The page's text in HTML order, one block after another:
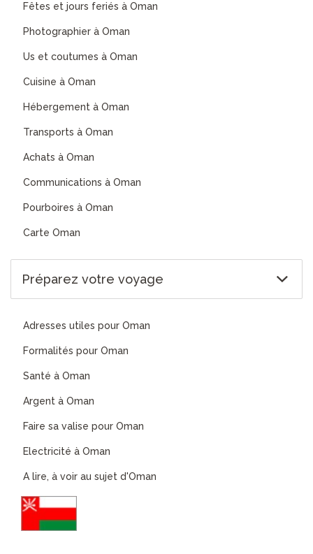
Fêtes et jours feriés à Oman
Photographier à Oman
Us et coutumes à Oman
Cuisine à Oman
Hébergement à Oman
Transports à Oman
Achats à Oman
Communications à Oman
Pourboires à Oman
Carte Oman
Préparez votre voyage
Adresses utiles pour Oman
Formalités pour Oman
Santé à Oman
Argent à Oman
Faire sa valise pour Oman
Electricité à Oman
A lire, à voir au sujet d'Oman